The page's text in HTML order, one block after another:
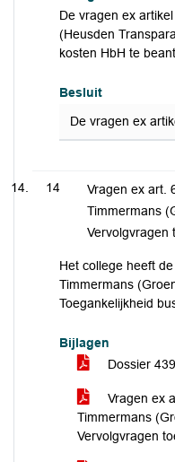
De vragen ex
(Heusden
kosten HbH te
Besluit
De vragen ex
14
Vragen ex art.
Timmermans
Vervolgvragen
Het college heeft
Timmermans
Toegankelijkheid
Bijlagen
Dossier
Vragen ex
Timmermans
Vervolgvragen